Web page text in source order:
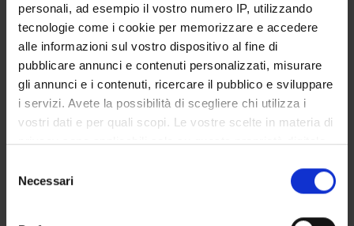
personali, ad esempio il vostro numero IP, utilizzando
tecnologie come i cookie per memorizzare e accedere
alle informazioni sul vostro dispositivo al fine di
pubblicare annunci e contenuti personalizzati, misurare
gli annunci e i contenuti, ricercare il pubblico e sviluppare
i servizi. Avete la possibilità di scegliere chi utilizza i
vostri dati e per quali scopi. Le vostre scelte in materia di
privacy sono applicabili solo su questa proprietà digitale
modificare o revocare il proprio consenso in qualsiasi
momento dalla Dichiarazione sui cookie o facendo clic
delNecessari
ATTIVITÀ
AREE DI RICERCA
DOTTORATI DI RICERCA
STRUTTURE